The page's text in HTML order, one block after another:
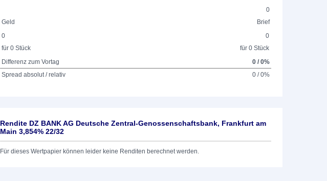
0
Geld
Brief
0
für 0 Stück
0
für 0 Stück
Differenz zum Vortag
0 / 0%
Spread absolut / relativ
0 / 0%
Rendite DZ BANK AG Deutsche Zentral-Genossenschaftsbank, Frankfurt am
Main 3,854% 22/32
Für dieses Wertpapier können leider keine Renditen berechnet werden.